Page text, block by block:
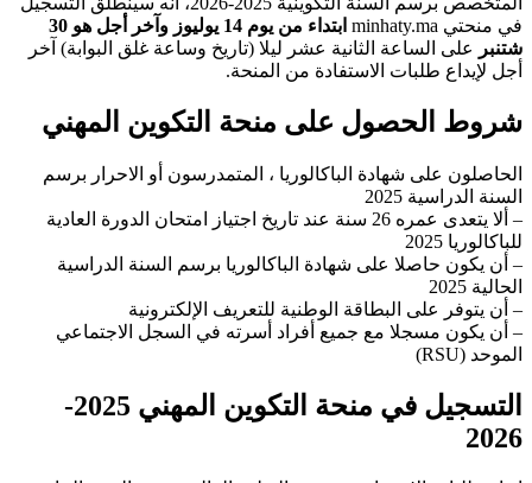
في منحتي minhaty.ma
ابتداء من يوم 14 يوليوز وآخر أجل هو 30
شتنبر
على الساعة الثانية عشر ليلا (تاريخ وساعة غلق البوابة) آخر
أجل لإيداع طلبات الاستفادة من المنحة.
شروط الحصول على منحة التكوين المهني
الحاصلون على شهادة الباكالوريا ، المتمدرسون أو الاحرار برسم
السنة الدراسية 2025
– ألا يتعدى عمره 26 سنة عند تاريخ اجتياز امتحان الدورة العادية
للباكالوريا 2025
– أن يكون حاصلا على شهادة الباكالوريا برسم السنة الدراسية
الحالية 2025
– أن يتوفر على البطاقة الوطنية للتعريف الإلكترونية
– أن يكون مسجلا مع جميع أفراد أسرته في السجل الاجتماعي
الموحد (RSU)
التسجيل في منحة التكوين المهني 2025-
2026